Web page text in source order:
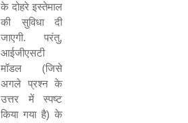
के दोहरे इस्तेमाल
की सुविधा दी
जाएगी. परंतु,
आईजीएसटी
मॉडल (जिसे
अगले प्रश्न के
उत्तर में स्पष्ट
किया गया है) के